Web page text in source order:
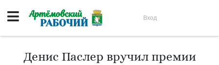
Вход
Денис Паслер вручил премии